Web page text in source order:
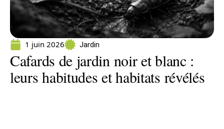
1 juin 2026 Jardin
Cafards de jardin noir et blanc :
leurs habitudes et habitats révélés